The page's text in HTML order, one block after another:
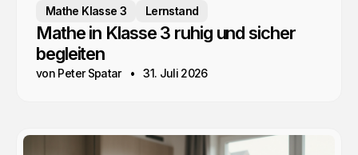
Mathe Klasse 3 Lernstand
Mathe in Klasse 3 ruhig und sicher
begleiten
von Peter Spatar 31. Juli 2026